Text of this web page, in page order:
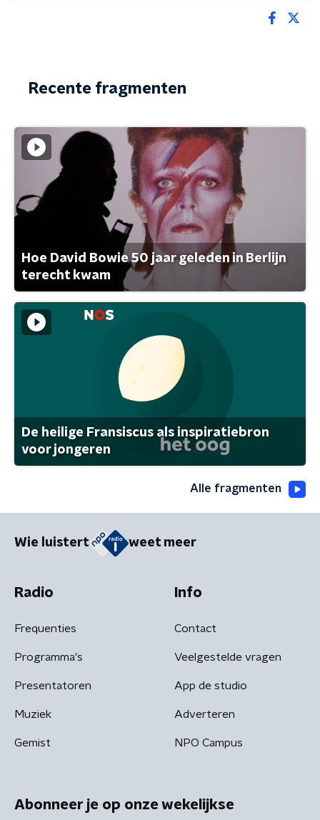
Recente fragmenten
Hoe David Bowie 50 jaar geleden in Berlijn
terecht kwam
De heilige Fransiscus als inspiratiebron
voor jongeren
Alle fragmenten
Wie luistert weet meer
Radio
Frequenties
Programma's
Presentatoren
Muziek
Gemist
Info
Contact
Veelgestelde vragen
App de studio
Adverteren
NPO Campus
Abonneer je op onze wekelijkse